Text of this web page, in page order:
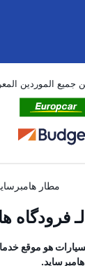
جميع الموردين
مطار
فرودگاه
هو موقع
.